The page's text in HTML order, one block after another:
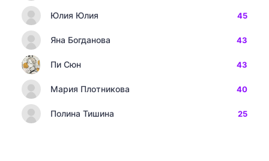
Юлия Юлия 45
Яна Богданова 43
Пи Сюн 43
Мария Плотникова 40
Полина Тишина 25